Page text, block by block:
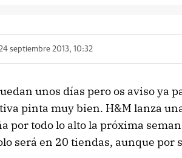
septiembre 2013, 10:32
unos días pero os aviso ya
pinta muy bien. H&M lanza
por todo lo alto la próxima
será en 20 tiendas, aunque por